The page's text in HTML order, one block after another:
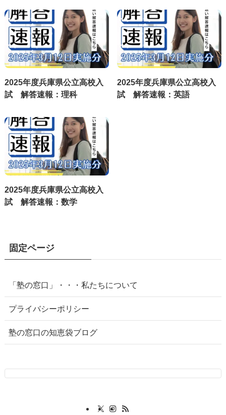
2025年度兵庫県公立高校入
試 解答速報：理科
2025年度兵庫県公立高校入
試 解答速報：英語
2025年度兵庫県公立高校入
試 解答速報：数学
固定ページ
「塾の窓口」・・・私たちについて
プライバシーポリシー
塾の窓口の知恵袋ブログ